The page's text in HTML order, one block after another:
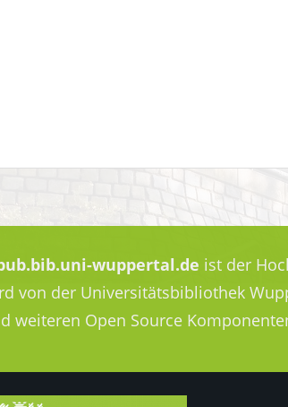
wuppertal.de ist der
von der Universitätsbibliothek
weiteren Open Source